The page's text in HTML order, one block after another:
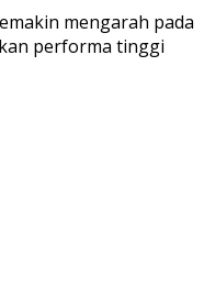
mengarah pada
performa tinggi